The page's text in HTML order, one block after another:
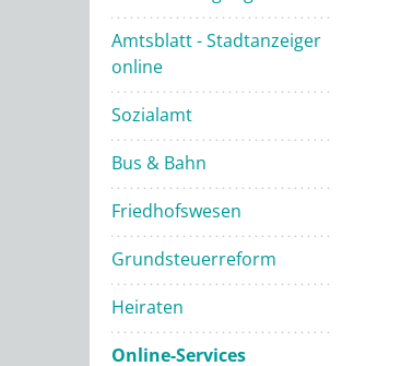
Amtsblatt - Stadtanzeiger
online
Sozialamt
Bus & Bahn
Friedhofswesen
Grundsteuerreform
Heiraten
Online-Services